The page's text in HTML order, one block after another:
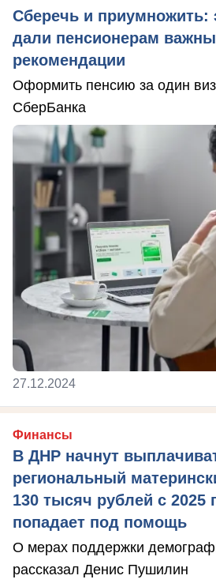
Сберечь и приумножить:
дали пенсионерам
рекомендации
Оформить пенсию за один
СберБанка
27.12.2024
Финансы
В ДНР начнут
региональный
130 тысяч рублей с 2025
попадает под помощь
О мерах поддержки
рассказал Денис Пушилин